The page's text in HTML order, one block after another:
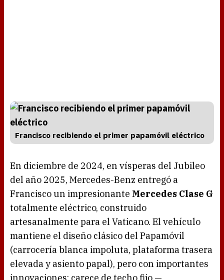
Francisco recibiendo el primer papamóvil eléctrico
En diciembre de 2024, en vísperas del Jubileo
del año 2025, Mercedes-Benz entregó a
Francisco un impresionante Mercedes Clase G
totalmente eléctrico, construido
artesanalmente para el Vaticano. El vehículo
mantiene el diseño clásico del Papamóvil
(carrocería blanca impoluta, plataforma trasera
elevada y asiento papal), pero con importantes